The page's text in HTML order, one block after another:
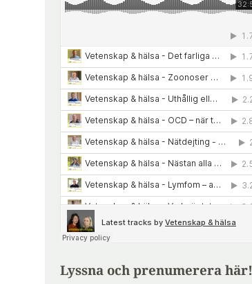
Lyssna och prenumerera här!